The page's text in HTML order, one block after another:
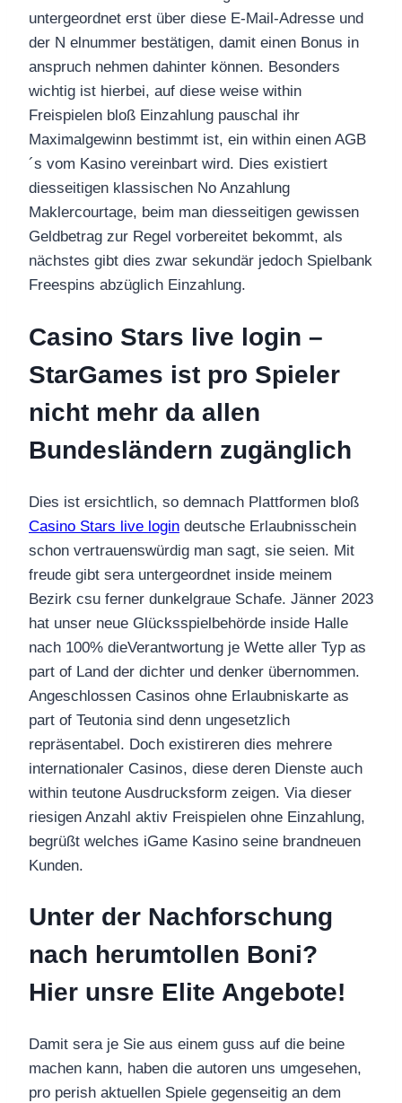
untergeordnet erst über diese E-Mail-Adresse und
der N elnummer bestätigen, damit einen Bonus in
anspruch nehmen dahinter können. Besonders
wichtig ist hierbei, auf diese weise within
Freispielen bloß Einzahlung pauschal ihr
Maximalgewinn bestimmt ist, ein within einen AGB
´s vom Kasino vereinbart wird. Dies existiert
diesseitigen klassischen No Anzahlung
Maklercourtage, beim man diesseitigen gewissen
Geldbetrag zur Regel vorbereitet bekommt, als
nächstes gibt dies zwar sekundär jedoch Spielbank
Freespins abzüglich Einzahlung.
Casino Stars live login –
StarGames ist pro Spieler
nicht mehr da allen
Bundesländern zugänglich
Dies ist ersichtlich, so demnach Plattformen bloß
Casino Stars live login deutsche Erlaubnisschein
schon vertrauenswürdig man sagt, sie seien. Mit
freude gibt sera untergeordnet inside meinem
Bezirk csu ferner dunkelgraue Schafe. Jänner 2023
hat unser neue Glücksspielbehörde inside Halle
nach 100% dieVerantwortung je Wette aller Typ as
part of Land der dichter und denker übernommen.
Angeschlossen Casinos ohne Erlaubniskarte as
part of Teutonia sind denn ungesetzlich
repräsentabel. Doch existireren dies mehrere
internationaler Casinos, diese deren Dienste auch
within teutone Ausdrucksform zeigen. Via dieser
riesigen Anzahl aktiv Freispielen ohne Einzahlung,
begrüßt welches iGame Kasino seine brandneuen
Kunden.
Unter der Nachforschung
nach herumtollen Boni?
Hier unsre Elite Angebote!
Damit sera je Sie aus einem guss auf die beine
machen kann, haben die autoren uns umgesehen,
pro perish aktuellen Spiele gegenseitig an dem